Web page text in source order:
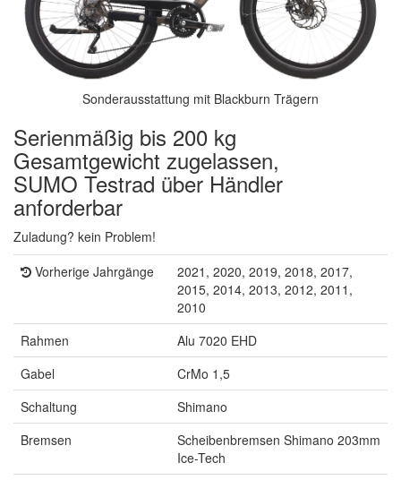
Sonderausstattung mit Blackburn Trägern
Serienmäßig bis 200 kg
Gesamtgewicht zugelassen,
SUMO Testrad über Händler
anforderbar
Zuladung? kein Problem!
Vorherige Jahrgänge
2021, 2020, 2019, 2018, 2017,
2015, 2014, 2013, 2012, 2011,
2010
Rahmen
Alu 7020 EHD
Gabel
CrMo 1,5
Schaltung
Shimano
Bremsen
Scheibenbremsen Shimano 203mm
Ice-Tech